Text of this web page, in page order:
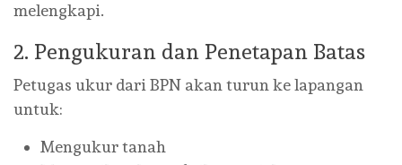
melengkapi.
2. Pengukuran dan Penetapan Batas
Petugas ukur dari BPN akan turun ke lapangan
untuk:
Mengukur tanah